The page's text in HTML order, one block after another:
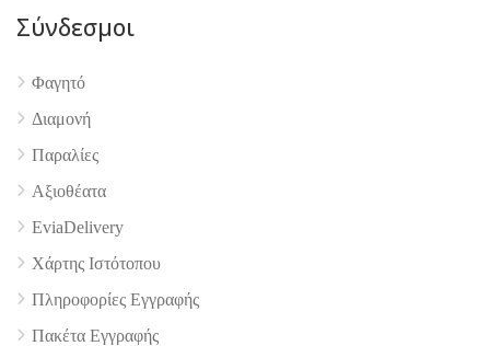
Σύνδεσμοι
Φαγητό
Διαμονή
Παραλίες
Αξιοθέατα
EviaDelivery
Χάρτης Ιστότοπου
Πληροφορίες Εγγραφής
Πακέτα Εγγραφής